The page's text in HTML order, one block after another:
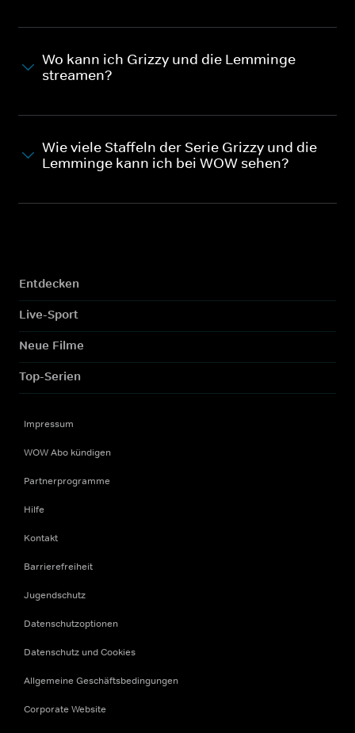
Wo kann ich Grizzy und die Lemminge
streamen?
Wie viele Staffeln der Serie Grizzy und die
Lemminge kann ich bei WOW sehen?
Entdecken
Live-Sport
Neue Filme
Top-Serien
Impressum
WOW Abo kündigen
Partnerprogramme
Hilfe
Kontakt
Barrierefreiheit
Jugendschutz
Datenschutzoptionen
Datenschutz und Cookies
Allgemeine Geschäftsbedingungen
Corporate Website